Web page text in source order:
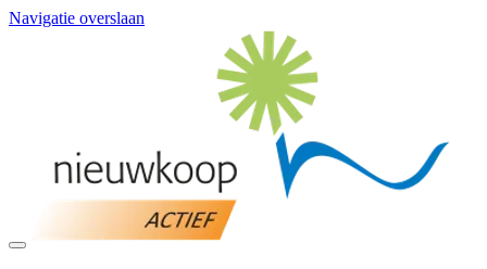
Navigatie overslaan